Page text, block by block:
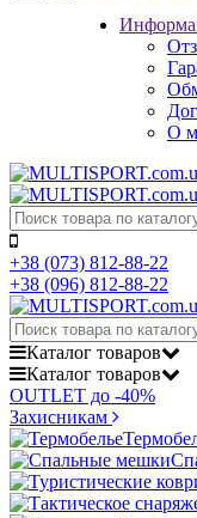
О
+38 (073) 812-88-22
+38 (096) 812-88-22
Каталог товаров
Каталог товаров
OUTLET до -40%
Захисникам